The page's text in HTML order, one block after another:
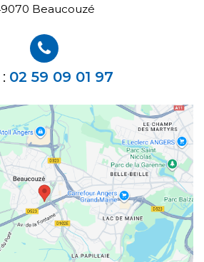
Beaucouzé
02 59 09 01 97